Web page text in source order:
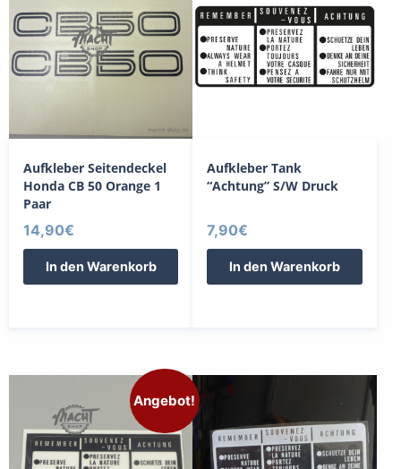
Aufkleber Seitendeckel
Honda CB 50 Orange 1
Paar
14,90€
In den Warenkorb
Aufkleber Tank
“Achtung” S/W Druck
7,90€
In den Warenkorb
Angebot!